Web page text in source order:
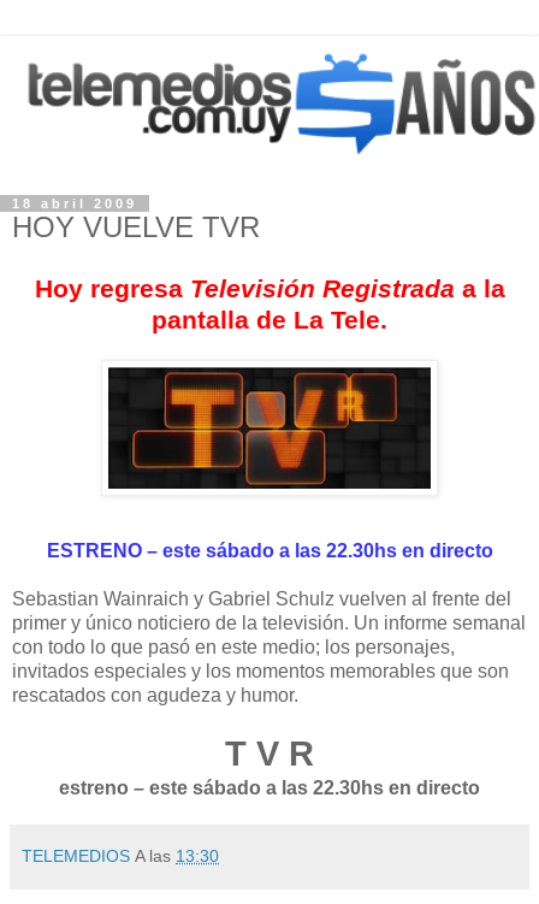
18 abril 2009
HOY VUELVE TVR
Hoy regresa Televisión Registrada a la
pantalla de La Tele.
ESTRENO – este sábado a las 22.30hs en directo
Sebastian Wainraich y Gabriel Schulz vuelven al frente del
primer y único noticiero de la televisión. Un informe semanal
con todo lo que pasó en este medio; los personajes,
invitados especiales y los momentos memorables que son
rescatados con agudeza y humor.
T V R
estreno – este sábado a las 22.30hs en directo
TELEMEDIOS A las 13:30